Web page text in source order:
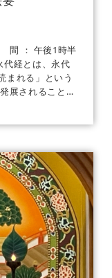
間 ： 午後1時半
経とは、永代
まれる」という
展されること